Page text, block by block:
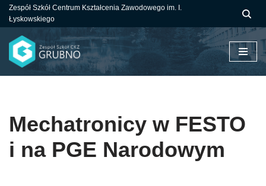
do
treści
Zespół Szkół Centrum Kształcenia Zawodowego im. I.
Łyskowskiego
Mechatronicy w FESTO
i na PGE Narodowym